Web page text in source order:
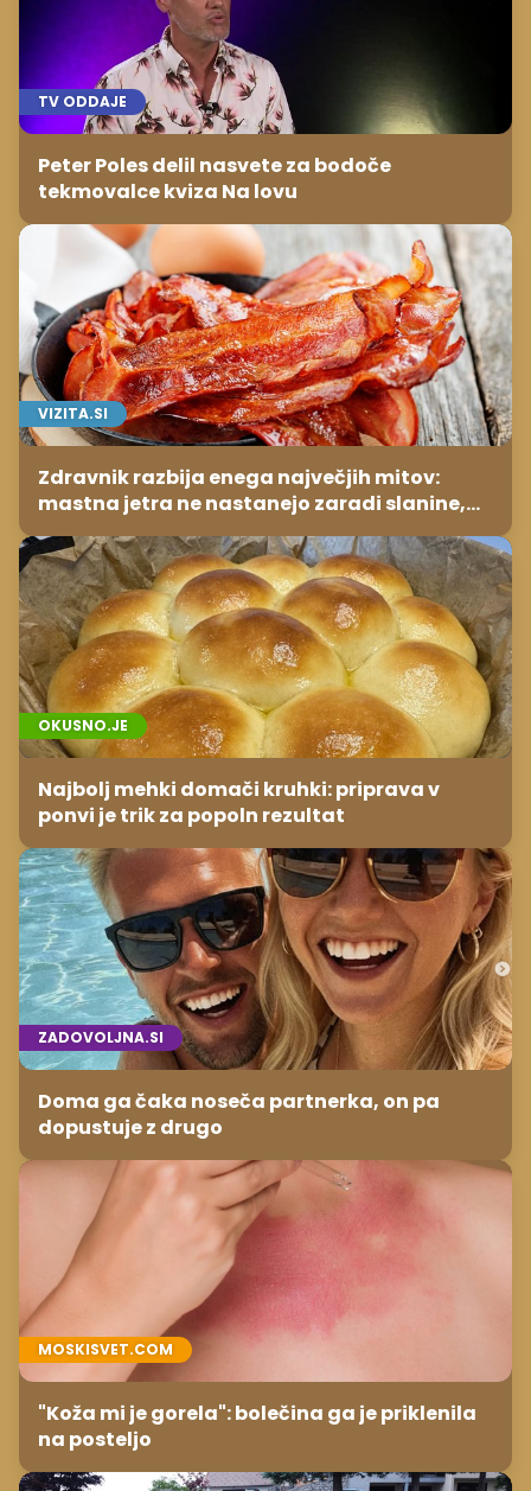
TV ODDAJE
Peter Poles delil nasvete za bodoče
tekmovalce kviza Na lovu
VIZITA.SI
Zdravnik razbija enega največjih mitov:
mastna jetra ne nastanejo zaradi slanine,
temveč zaradi živila, ki ga imamo vsi radi
OKUSNO.JE
Najbolj mehki domači kruhki: priprava v
ponvi je trik za popoln rezultat
ZADOVOLJNA.SI
Doma ga čaka noseča partnerka, on pa
dopustuje z drugo
MOSKISVET.COM
"Koža mi je gorela": bolečina ga je priklenila
na posteljo